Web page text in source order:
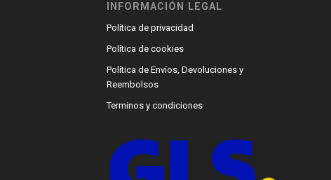
INFORMACIÓN LEGAL
Política de privacidad
Política de cookies
Política de Envíos, Devoluciones y
Reembolsos
Terminos y condiciones